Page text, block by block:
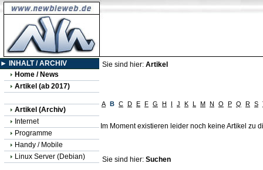
► INHALT / ARCHIV
Home / News
Artikel (ab 2017)
Artikel (Archiv)
Internet
Programme
Handy / Mobile
Linux Server (Debian)
Sie sind hier: Artikel
A B C D E F G H I J K L M N O P Q R S
Im Moment existieren leider noch keine Artikel zu
Sie sind hier: Suchen